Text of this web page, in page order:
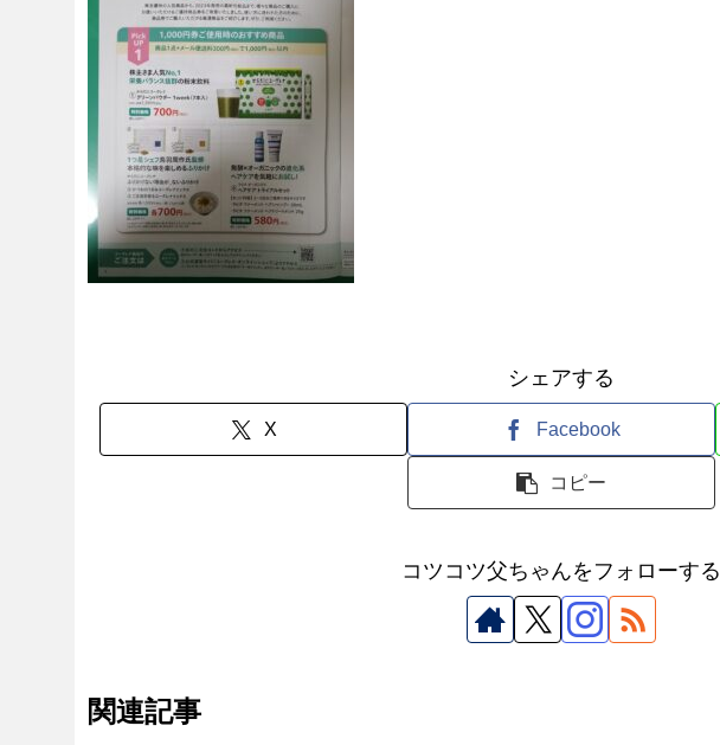
シェアする
X Facebook
コピー
コツコツ父ちゃんをフォローする
関連記事